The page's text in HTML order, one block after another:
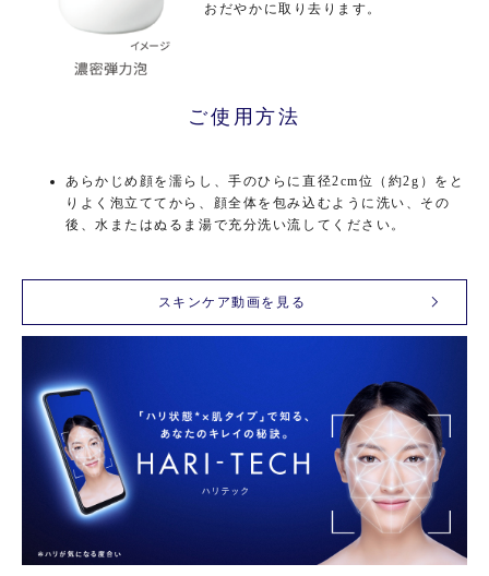
おだやかに取り去ります。
ご使用方法
あらかじめ顔を濡らし、手のひらに直径2cm位（約2g）をと
りよく泡立ててから、顔全体を包み込むように洗い、その
後、水またはぬるま湯で充分洗い流してください。
スキンケア動画を見る